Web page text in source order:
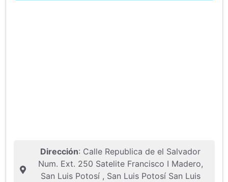
Dirección: Calle Republica de el Salvador
Num. Ext. 250 Satelite Francisco I Madero,
San Luis Potosí , San Luis Potosí San Luis